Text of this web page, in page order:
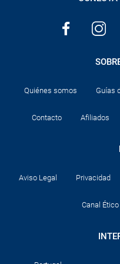
Quiénes somos Guías
Contacto Afiliados
Aviso Legal Privacidad
Canal Ético